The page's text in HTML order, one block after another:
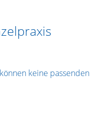
keine passenden